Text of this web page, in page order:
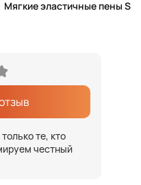
Мягкие эластичные пены S
те, кто
честный